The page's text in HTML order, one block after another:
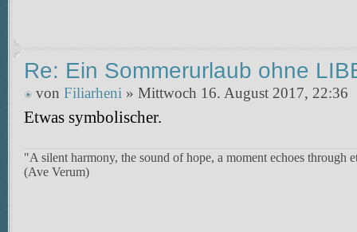
Re: Ein Sommerurlaub ohne
von Filiarheni » Mittwoch 16. August 2017, 22:36
Etwas symbolischer.
"A silent harmony, the sound of hope, a moment echoes through
(Ave Verum)